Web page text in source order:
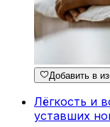
Добавить в
Лёгкость и
уставших